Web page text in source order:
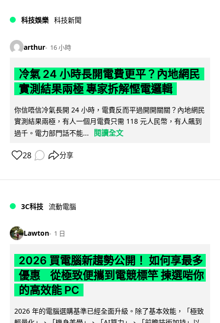
科技娛樂 科技新聞
arthur 16 小時
冷氣 24 小時長開電費更平？內地網民
實測結果兩極 專家拆解慳電邏輯
你信唔信冷氣長開 24 小時，電費反而平過開開關關？內地網民
實測結果兩極，有人一個月電費只需 118 元人民幣，有人飆到
過千。電力部門話不能...
閱讀全文
28 分享
3C科技 流動電腦
Lawton 1 日
2026 買電腦新趨勢公開！ 如何享最多
優惠 從極致便攜到電競標竿 揀選啱你
的高效能 PC
2026 年的電腦選購基準已經全面升級。除了基本效能，「極致